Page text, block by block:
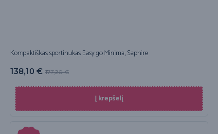
Kompaktiškas sportinukas Easy go Minima, Saphire
177,20€
138,10 €
Į krepšelį